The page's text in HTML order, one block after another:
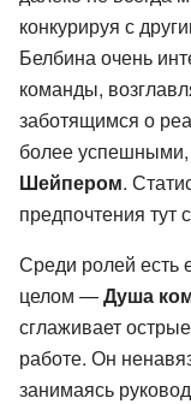
конкурируя с
Белбина очень
команды,
заботящимся о
более
Шейпером.
предпочтения тут
Среди ролей есть
целом —Душа
сглаживает
работе. Он
занимаясь